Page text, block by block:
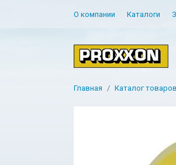
О компании Каталоги
Главная Каталог товаров